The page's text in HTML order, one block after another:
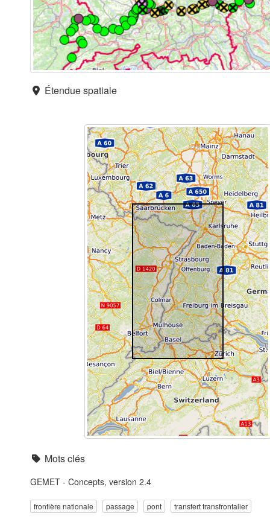
Étendue spatiale
Mots clés
GEMET - Concepts, version 2.4
frontière nationale passage pont transfert transfrontalier